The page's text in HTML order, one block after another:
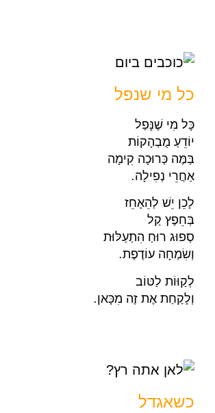
כל מי שנפל
כָּל מִי שֶׁנָּפַל
יוֹדֵעַ מֻבְהָקוֹת
בַּמֶּה כְּרוּכָה קִימָה
אַחֲרֵי נְפִילָה.
לָכֵן יֵשׁ לְהֵאָחֵז
בְּחֵפֶץ קַל
סְפוּג רוּחַ הִתְעַלּוּת
וְשִׂמְחָה עוֹדֶפֶת.
לְקַוּוֹת לַטּוֹב
וְלָקַחַת אֶת זֶה מִכָּאן.
כשאגדל